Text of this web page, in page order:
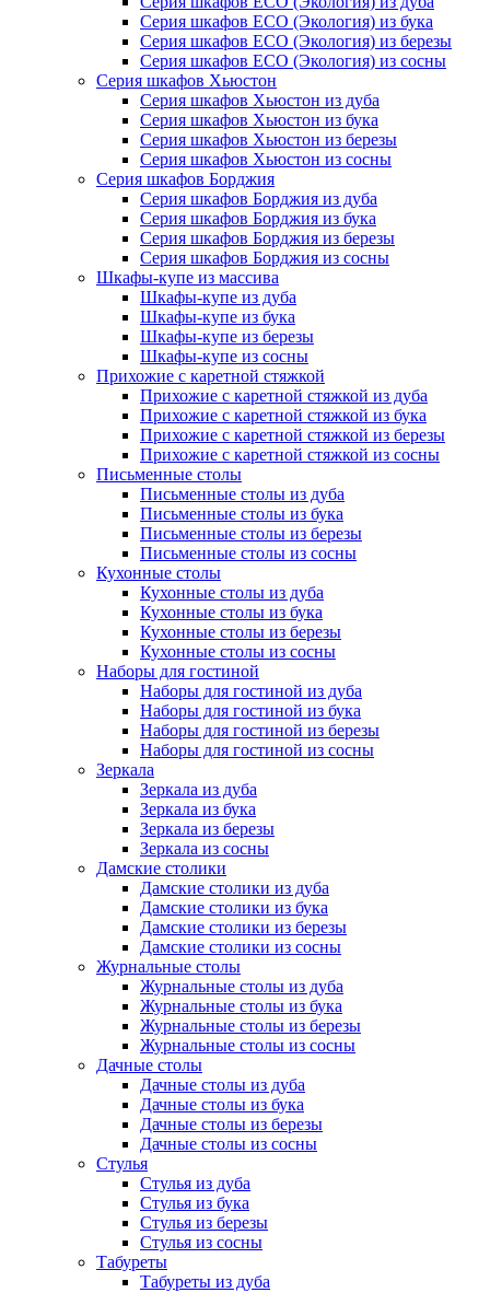
Серия шкафов ECO (Экология) из бука
Серия шкафов ECO (Экология) из березы
Серия шкафов ECO (Экология) из сосны
Серия шкафов Хьюстон
Серия шкафов Хьюстон из дуба
Серия шкафов Хьюстон из бука
Серия шкафов Хьюстон из березы
Серия шкафов Хьюстон из сосны
Серия шкафов Борджия
Серия шкафов Борджия из дуба
Серия шкафов Борджия из бука
Серия шкафов Борджия из березы
Серия шкафов Борджия из сосны
Шкафы-купе из массива
Шкафы-купе из дуба
Шкафы-купе из бука
Шкафы-купе из березы
Шкафы-купе из сосны
Прихожие с каретной стяжкой
Прихожие с каретной стяжкой из дуба
Прихожие с каретной стяжкой из бука
Прихожие с каретной стяжкой из березы
Прихожие с каретной стяжкой из сосны
Письменные столы
Письменные столы из дуба
Письменные столы из бука
Письменные столы из березы
Письменные столы из сосны
Кухонные столы
Кухонные столы из дуба
Кухонные столы из бука
Кухонные столы из березы
Кухонные столы из сосны
Наборы для гостиной
Наборы для гостиной из дуба
Наборы для гостиной из бука
Наборы для гостиной из березы
Наборы для гостиной из сосны
Зеркала
Зеркала из дуба
Зеркала из бука
Зеркала из березы
Зеркала из сосны
Дамские столики
Дамские столики из дуба
Дамские столики из бука
Дамские столики из березы
Дамские столики из сосны
Журнальные столы
Журнальные столы из дуба
Журнальные столы из бука
Журнальные столы из березы
Журнальные столы из сосны
Дачные столы
Дачные столы из дуба
Дачные столы из бука
Дачные столы из березы
Дачные столы из сосны
Стулья
Стулья из дуба
Стулья из бука
Стулья из березы
Стулья из сосны
Табуреты
Табуреты из дуба